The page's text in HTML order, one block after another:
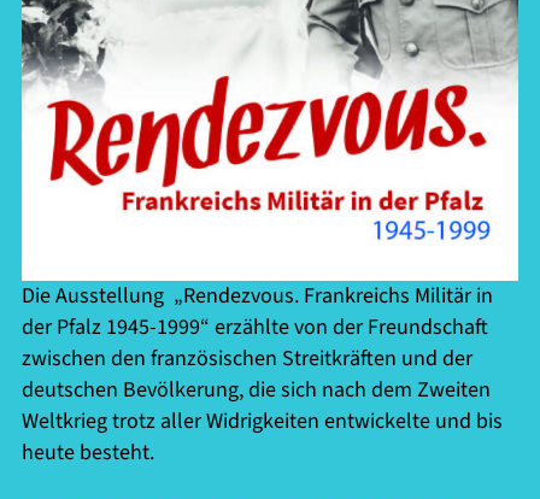
Die Ausstellung „Rendezvous. Frankreichs Militär in
der Pfalz 1945-1999“ erzählte von der Freundschaft
zwischen den französischen Streitkräften und der
deutschen Bevölkerung, die sich nach dem Zweiten
Weltkrieg trotz aller Widrigkeiten entwickelte und bis
heute besteht.